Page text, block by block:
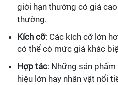
giới hạn thường có giá
thường.
Kích cỡ: Các kích cỡ lớn
có thể có mức giá khác
Hợp tác: Những sản
hiệu lớn hay nhân vật nổi